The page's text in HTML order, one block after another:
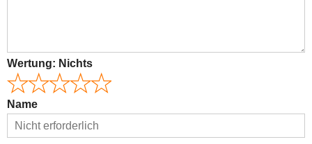
Wertung: Nichts
Name